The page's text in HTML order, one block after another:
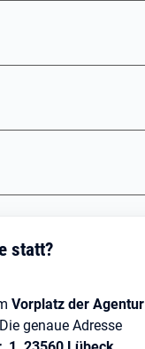
statt?
Vorplatz der Agentur
genaue Adresse